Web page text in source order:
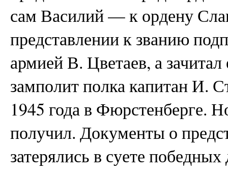
сам Василий — к ордену
представлении к званию
армией В. Цветаев, а
замполит полка капитан И.
1945 года в Фюрстенберге.
получил. Документы о
затерялись в суете победных